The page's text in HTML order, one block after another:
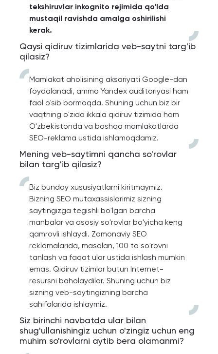
tekshiruvlar inkognito rejimida qo'lda
mustaqil ravishda amalga oshirilishi
kerak.
Qaysi qidiruv tizimlarida veb-saytni targ'ib
qilasiz?
Mamlakat aholisining aksariyati Google-dan
foydalanadi, ammo Yandex auditoriyasi ham
faol o'sib bormoqda. Shuning uchun biz bir
vaqtning o'zida ikkala qidiruv tizimida ham
O'zbekistonda va boshqa mamlakatlarda
SEO-reklama ustida ishlamoqdamiz.
Mening veb-saytimni qancha so'rovlar
bilan targ'ib qilasiz?
Biz bunday xususiyatlarni kiritmaymiz.
Bizning SEO mutaxassislarimiz sizning
saytingizga tegishli bo'lgan barcha
manbalar va asosiy so'rovlar bo'yicha keng
qamrovli ishlaydi. Zamonaviy SEO
reklamalarida, masalan, 100 ta so'rovni
tanlash va faqat ular ustida ishlash mumkin
emas. Qidiruv tizimlar butun Internet-
resursni baholaydilar. Shuning uchun biz
sizning veb-saytingizning barcha
sahifalarida ishlaymiz.
Siz birinchi navbatda ular bilan
shug'ullanishingiz uchun o'zingiz uchun eng
muhim so'rovlarni aytib bera olamanmi?